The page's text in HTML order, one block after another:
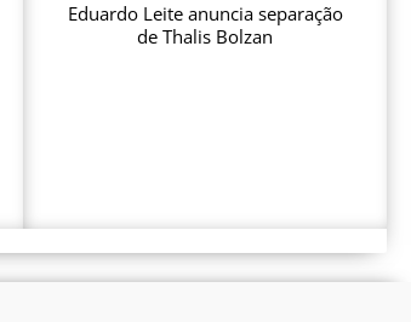
Eduardo Leite anuncia separação
de Thalis Bolzan